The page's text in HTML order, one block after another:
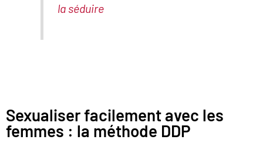
la séduire
Sexualiser facilement avec les
femmes : la méthode DDP